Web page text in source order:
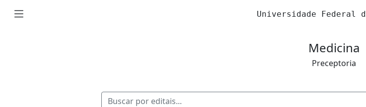
Universidade Federal
Medicina
Preceptoria